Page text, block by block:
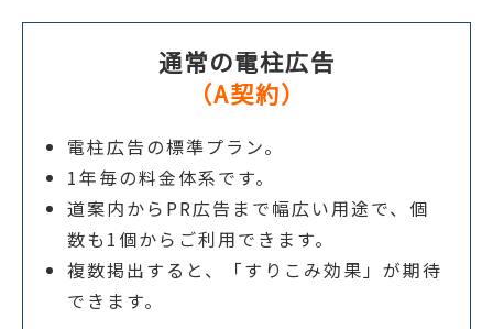
通常の電柱広告
（A契約）
電柱広告の標準プラン。
1年毎の料金体系です。
道案内からPR広告まで幅広い用途で、個
数も1個からご利用できます。
複数掲出すると、「すりこみ効果」が期待
できます。